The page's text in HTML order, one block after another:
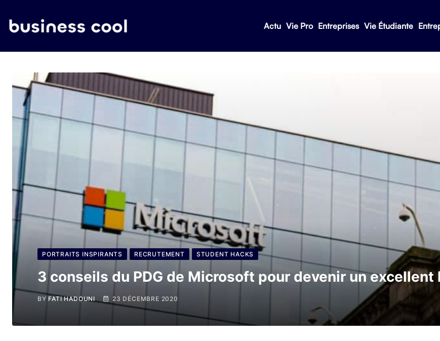
Actu Vie Pro Entreprises Vie Étudiante
PORTRAITS INSPIRANTS RECRUTEMENT STUDENT HACKS
3 conseils du PDG de Microsoft pour devenir un excellent
BY FATI HADOUNI 23 DÉCEMBRE 2020